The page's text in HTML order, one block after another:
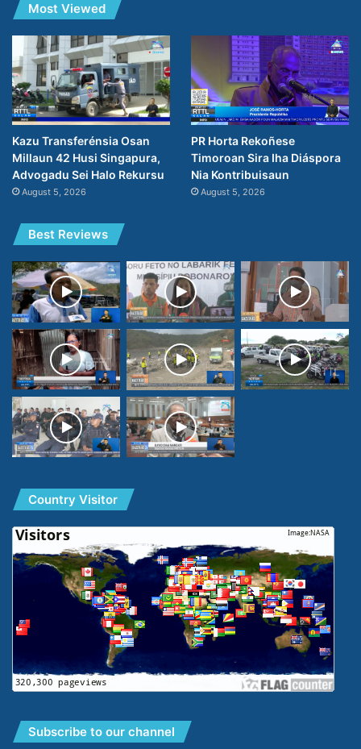
Most Viewed
Kazu Transferénsia Osan
Millaun 42 Husi Singapura,
Advogadu Sei Halo Rekursu
August 5, 2026
PR Horta Rekoñese
Timoroan Sira Iha Diáspora
Nia Kontribuisaun
August 5, 2026
Best Reviews
Country Visitor
Subscribe to our channel